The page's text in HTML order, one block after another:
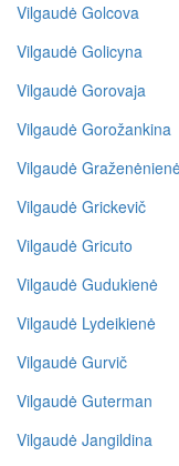
Vilgaudė Golcova
Vilgaudė Golicyna
Vilgaudė Gorovaja
Vilgaudė Gorožankina
Vilgaudė
Vilgaudė Grickevič
Vilgaudė Gricuto
Vilgaudė Gudukienė
Vilgaudė Lydeikienė
Vilgaudė Gurvič
Vilgaudė Guterman
Vilgaudė Jangildina